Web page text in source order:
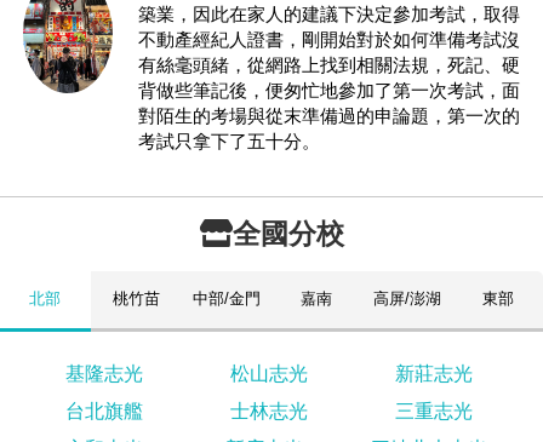
築業，因此在家人的建議下決定參加考試，取得
不動產經紀人證書，剛開始對於如何準備考試沒
有絲毫頭緒，從網路上找到相關法規，死記、硬
背做些筆記後，便匆忙地參加了第一次考試，面
對陌生的考場與從末準備過的申論題，第一次的
考試只拿下了五十分。
全國分校
北部 桃竹苗 中部/金門 嘉南 高屏/澎湖 東部
基隆志光 松山志光
新莊志光
台北旗艦
士林志光
三重志光